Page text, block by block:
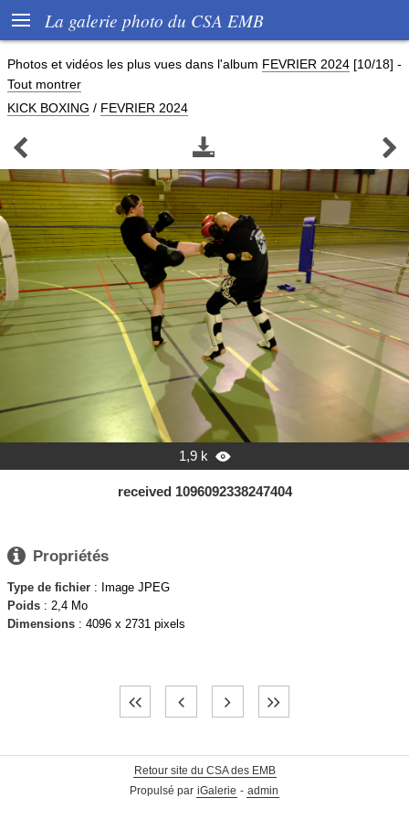
 La galerie photo du CSA EMB
Photos et vidéos les plus vues dans l'album FEVRIER 2024 [10/18] -
Tout montrer
KICK BOXING / FEVRIER 2024
  
1,9 k 
received 1096092338247404
 Propriétés
Type de fichier : Image JPEG
Poids : 2,4 Mo
Dimensions : 4096 x 2731 pixels
Retour site du CSA des EMB
Propulsé par iGalerie - admin